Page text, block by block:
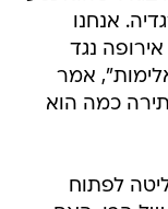
אנחנו
נגד
אמר
כמה הוא
לפתוח